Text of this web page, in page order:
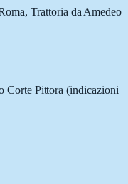
Trattoria da Amedeo
Corte Pittora (indicazioni